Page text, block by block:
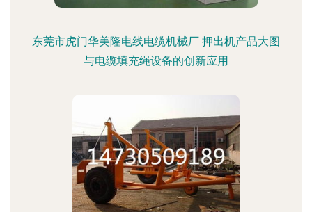
东莞市虎门华美隆电线电缆机械厂 押出机产品大图
与电缆填充绳设备的创新应用